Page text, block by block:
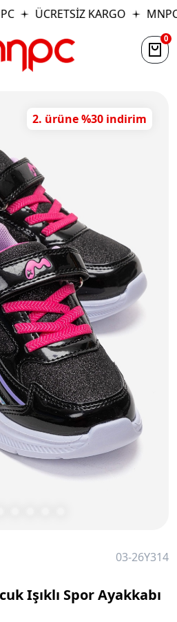
ÜCRETSİZ KARGO MNPC
0
2. ürüne %30 indirim
03-26Y314
Işıklı Spor Ayakkabı